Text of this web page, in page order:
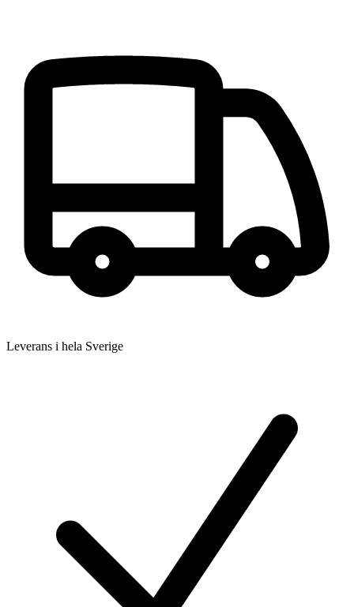
Leverans i hela Sverige